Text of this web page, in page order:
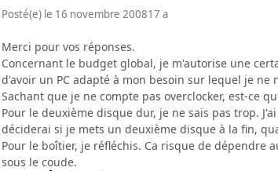
Posté(e) le 16 novembre 200817 a
Merci pour vos réponses.
Concernant le budget global, je m'autorise une
d'avoir un PC adapté à mon besoin sur lequel je ne
Sachant que je ne compte pas overclocker, est-ce
Pour le deuxième disque dur, je ne sais pas trop.
déciderai si je mets un deuxième disque à la fin,
Pour le boîtier, je réfléchis. Ca risque de dépendre
sous le coude.